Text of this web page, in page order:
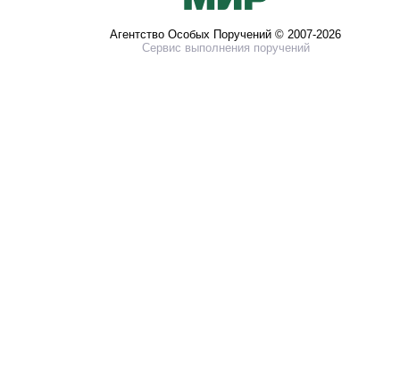
Агентство Особых Поручений © 2007-2026
Сервис выполнения поручений